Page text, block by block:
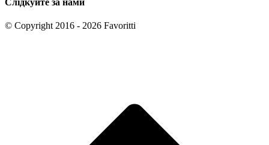
© Copyright 2016 - 2026 Favoritti